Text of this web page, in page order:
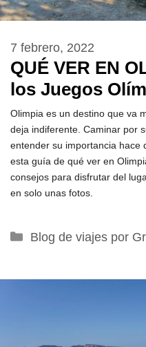
QUÉ VER EN
los Juegos
7 febrero, 2022
Olimpia es un destino que va
deja indiferente. Caminar por
entender su importancia hace
esta guía de qué ver en
consejos para disfrutar del
en solo unas fotos.
Categorías
Blog de viajes por